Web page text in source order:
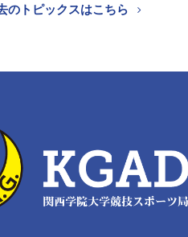
のトピックスはこちら